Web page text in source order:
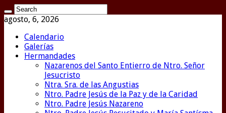
agosto, 6, 2026
Calendario
Galerías
Hermandades
Nazarenos del Santo Entierro de Ntro. Señor
Jesucristo
Ntra. Sra. de las Angustias
Ntro. Padre Jesús de la Paz y de la Caridad
Ntro. Padre Jesús Nazareno